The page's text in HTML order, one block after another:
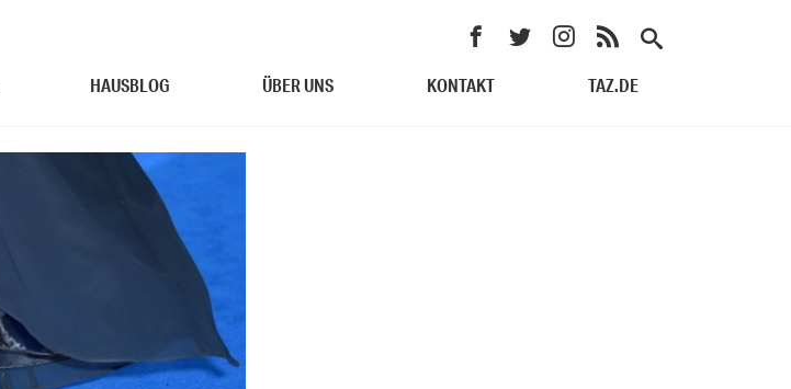
HAUSBLOG ÜBER UNS KONTAKT TAZ.DE